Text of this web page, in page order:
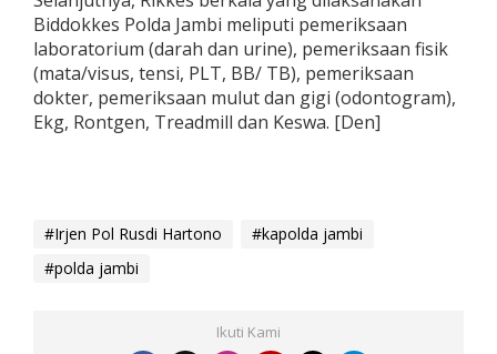
Biddokkes Polda Jambi meliputi pemeriksaan
laboratorium (darah dan urine), pemeriksaan fisik
(mata/visus, tensi, PLT, BB/ TB), pemeriksaan
dokter, pemeriksaan mulut dan gigi (odontogram),
Ekg, Rontgen, Treadmill dan Keswa. [Den]
#Irjen Pol Rusdi Hartono
#kapolda jambi
#polda jambi
Ikuti Kami